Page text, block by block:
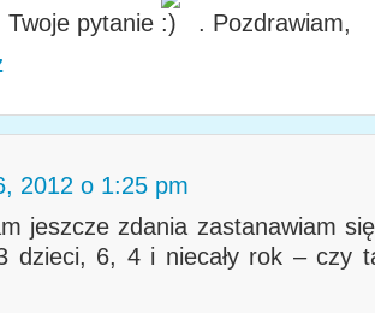
Twoje pytanie
. Pozdrawiam,
2012 o 1:25 pm
jeszcze zdania zastanawiam
dzieci, 6, 4 i niecały rok – czy